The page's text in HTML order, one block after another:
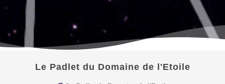
Le Padlet du Domaine de l'Etoile